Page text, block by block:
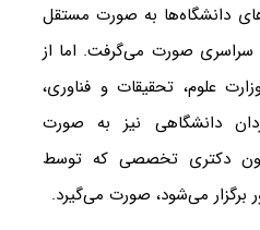
دانشگاه‌ها به صورت مستقل
صورت می‌گرفت. اما از
وزارت علوم، تحقیقات و فناوری،
دانشگاهی نیز به صورت
دکتری تخصصی که توسط
می‌شود، صورت می‌گیرد.